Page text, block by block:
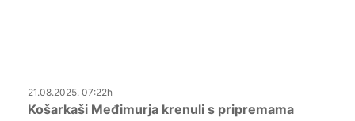
21.08.2025. 07:22h
Košarkaši Međimurja krenuli s pripremama